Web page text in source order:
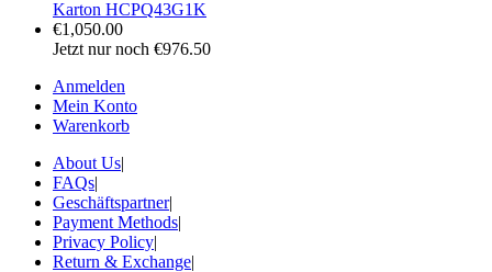
Karton HCPQ43G1K
€1,050.00
Jetzt nur noch €976.50
Anmelden
Mein Konto
Warenkorb
About Us|
FAQs|
Geschäftspartner|
Payment Methods|
Privacy Policy|
Return & Exchange|